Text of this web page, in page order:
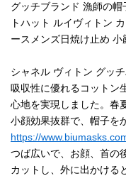
グッチブランド 漁師の
トハット ルイヴィトン
ースメンズ日焼け止め
シャネル ヴィトン グッ
吸収性に優れるコットン
心地を実現しました。春
小顔効果抜群で、帽子を
https://
つば広いで、お顔、首の
カットし、外に出かける